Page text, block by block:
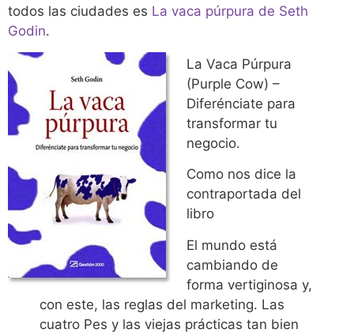
todos las ciudades es La vaca púrpura de Seth
Godin.
La Vaca Púrpura
(Purple Cow) –
Diferénciate para
transformar tu
negocio.
Como nos dice la
contraportada del
libro
El mundo está
cambiando de
forma vertiginosa y,
con este, las reglas del marketing. Las
cuatro Pes y las viejas prácticas tan bien